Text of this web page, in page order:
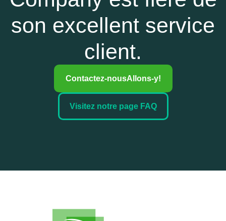
son excellent service
client.
Contactez-nousAllons-y!
Visitez notre page FAQ